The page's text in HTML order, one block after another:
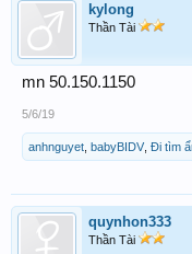
kylong
Thần Tài
mn 50.150.1150
5/6/19
anhnguyet babyBIDV Đi tìm
quynhon333
Thần Tài